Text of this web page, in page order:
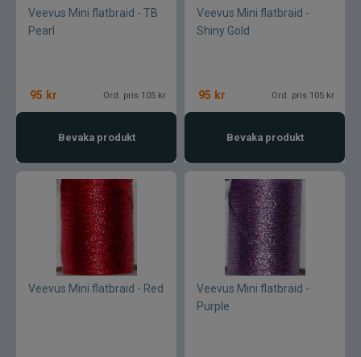
Veevus Mini flatbraid - TB
Pearl
95 kr Ord. pris 105 kr
Bevaka produkt
Veevus Mini flatbraid -
Shiny Gold
95 kr Ord. pris 105 kr
Bevaka produkt
Veevus Mini flatbraid - Red
Veevus Mini flatbraid -
Purple